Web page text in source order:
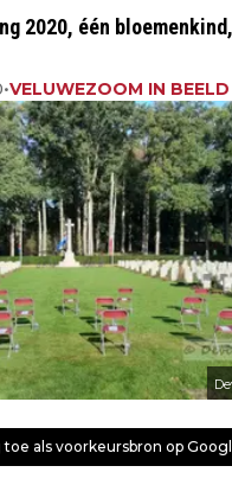
2020, één
•VELUWEZOOM IN BEELD
toe als voorkeursbron op